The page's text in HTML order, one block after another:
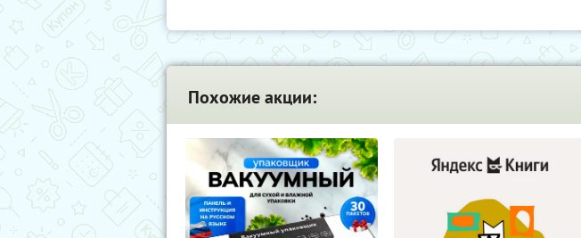
Похожие акции: